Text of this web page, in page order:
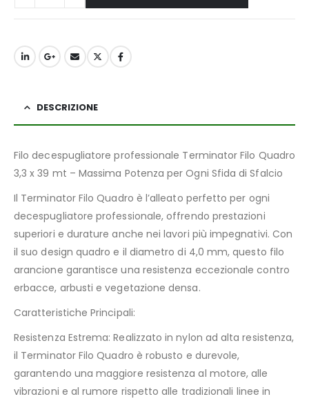
DESCRIZIONE
Filo decespugliatore professionale Terminator Filo Quadro
3,3 x 39 mt – Massima Potenza per Ogni Sfida di Sfalcio
Il Terminator Filo Quadro è l’alleato perfetto per ogni
decespugliatore professionale, offrendo prestazioni
superiori e durature anche nei lavori più impegnativi. Con
il suo design quadro e il diametro di 4,0 mm, questo filo
arancione garantisce una resistenza eccezionale contro
erbacce, arbusti e vegetazione densa.
Caratteristiche Principali:
Resistenza Estrema: Realizzato in nylon ad alta resistenza,
il Terminator Filo Quadro è robusto e durevole,
garantendo una maggiore resistenza al motore, alle
vibrazioni e al rumore rispetto alle tradizionali linee in